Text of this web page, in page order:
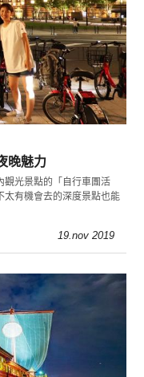
晚魅力
觀光景點的「自行車團活
太有機會去的深度景點也能
19.nov 2019